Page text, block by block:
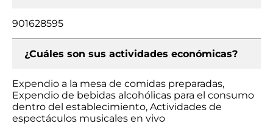
901628595
¿Cuáles son sus actividades económicas?
Expendio a la mesa de comidas preparadas,
Expendio de bebidas alcohólicas para el consumo
dentro del establecimiento, Actividades de
espectáculos musicales en vivo